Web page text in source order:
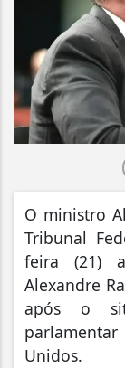
O ministro
Tribunal
feira (21)
Alexandre
após o
Unidos.